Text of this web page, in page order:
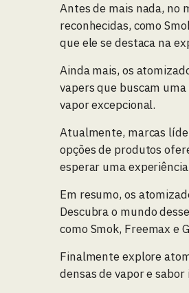
Antes de mais nada, no
reconhecidas, como
que ele se destaca na
Ainda mais, os
vapers que buscam
vapor excepcional.
Atualmente, marcas
opções de produtos
esperar uma
Em resumo, os
Descubra o mundo
como Smok, Freemax e
Finalmente explore
densas de vapor e